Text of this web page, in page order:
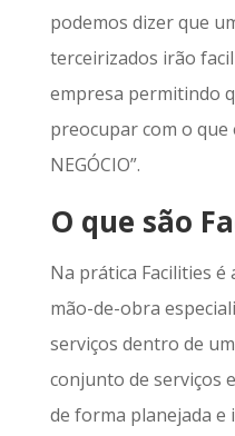
podemos dizer que
terceirizados irão
empresa permitindo
preocupar com o que
NEGÓCIO”.
O que são
Na prática Facilities é
mão-de-obra
serviços dentro de
conjunto de serviços
de forma planejada e